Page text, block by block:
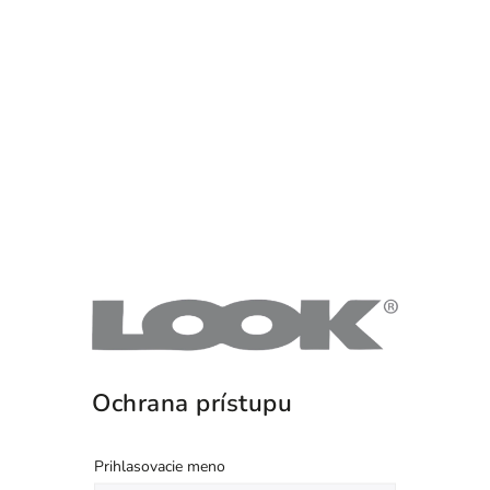
Ochrana prístupu
Prihlasovacie meno